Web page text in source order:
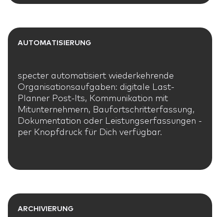
AUTOMATISIERUNG
specter automatisiert wiederkehrende
Organisationsaufgaben: digitale Last-
Planner Post-Its, Kommunikation mit
Mitunternehmern, Baufortschritterfassung,
Dokumentation oder Leistungserfassungen -
per Knopfdruck für Dich verfügbar.
ARCHIVIERUNG
VORTEILE
VORTEILE
KUNDENSTIMMEN
KUNDENSTIMMEN
EVENTS
EVENTS
WEBINARE
WEBINARE
JOBS
JOBS
09